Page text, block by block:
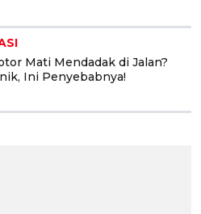
Mati Mendadak di Jalan?
Ini Penyebabnya!